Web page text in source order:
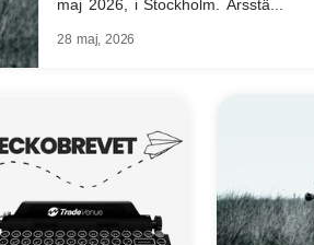
maj 2026, i Stockholm. Årsstä...
28 maj, 2026